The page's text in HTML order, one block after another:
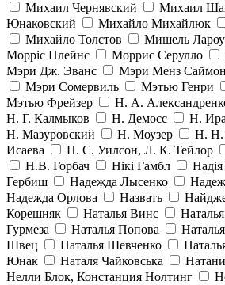
Михаил Чернявский
Михаил
Юнаковский
Михайло Михайлюк
Михайло Толстов
Мишель Лароу
Морріс Плейнс
Моррис Серулло
Мэри Дж. Эванс
Мэри Менз Саймон
Мэри Сомервиль
Мэтью Генри
Мэтью Фрейзер
Н. А.
Н. Г. Калмыков
Н. Демосс Н.
Н. Мазуровский
Н. Моузер Н. Н.
Исаева
Н. С. Уилсон, Л. К. Тейлор
Н.В. Горбач
Нікі Гамбл
Гербиш
Надежда Лысенко
Надежда Орлова
Назвать
Корешняк
Наталья Винс
Гурмеза
Наталья Попова
Швец
Наталья Шевченко
Юнак
Наталя Чайковська
Нелли Блок, Констанция Нолтинг